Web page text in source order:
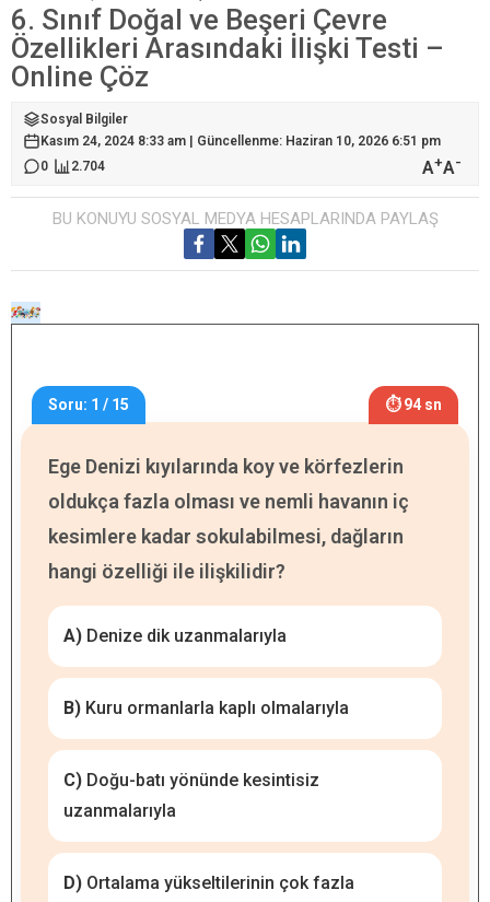
6. Sınıf Doğal ve Beşeri Çevre
Özellikleri Arasındaki İlişki Testi –
Online Çöz
Sosyal Bilgiler
Kasım 24, 2024 8:33 am | Güncellenme: Haziran 10, 2026 6:51 pm
0
2.704 A+A-
BU KONUYU SOSYAL MEDYA HESAPLARINDA PAYLAŞ
Soru: 1 / 15 ⏱ 93 sn
Ege Denizi kıyılarında koy ve körfezlerin
oldukça fazla olması ve nemli havanın iç
kesimlere kadar sokulabilmesi, dağların
hangi özelliği ile ilişkilidir?
A) Denize dik uzanmalarıyla
B) Kuru ormanlarla kaplı olmalarıyla
C) Doğu-batı yönünde kesintisiz
uzanmalarıyla
D) Ortalama yükseltilerinin çok fazla